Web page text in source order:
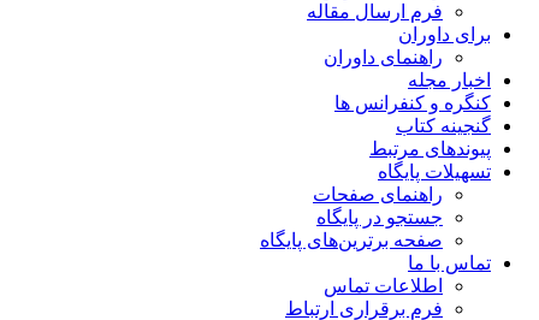
فرم ارسال مقاله
برای داوران
راهنمای داوران
اخبار مجله
کنگره و کنفرانس ها
گنجینه کتاب
پیوندهای مرتبط
تسهیلات پایگاه
راهنمای صفحات
جستجو در پایگاه
صفحه برترین‌های پایگاه
تماس با ما
اطلاعات تماس
فرم برقراری ارتباط